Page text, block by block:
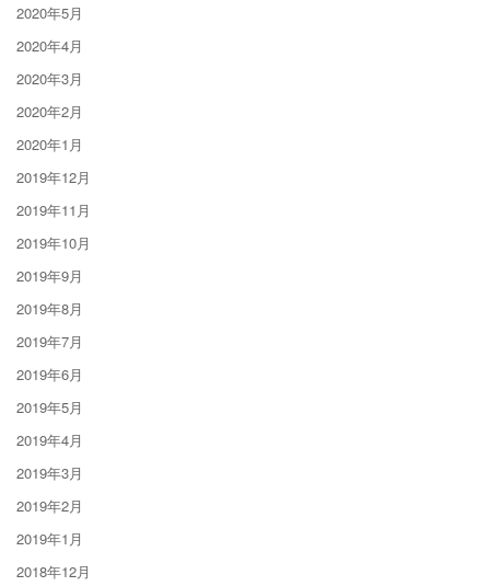
2020年5月
2020年4月
2020年3月
2020年2月
2020年1月
2019年12月
2019年11月
2019年10月
2019年9月
2019年8月
2019年7月
2019年6月
2019年5月
2019年4月
2019年3月
2019年2月
2019年1月
2018年12月